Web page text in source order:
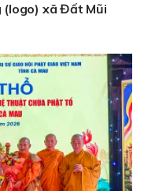
(logo) xã Đất Mũi